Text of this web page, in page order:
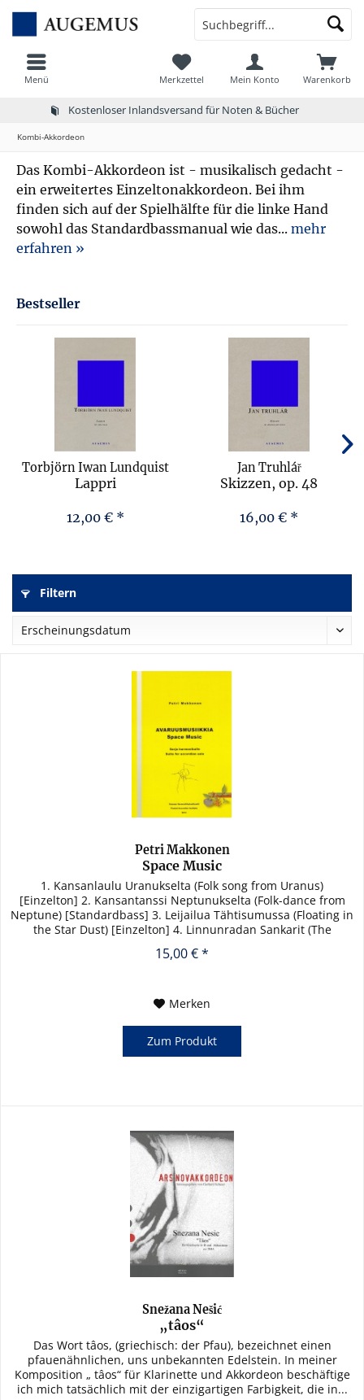
Kostenloser Inlandsversand für Noten & Bücher
Menü Warenkorb
Merkzettel Mein Konto
Kombi-Akkordeon
Das Kombi-Akkordeon ist - musikalisch gedacht -
ein erweitertes Einzeltonakkordeon. Bei ihm
finden sich auf der Spielhälfte für die linke Hand
sowohl das Standardbassmanual wie das... mehr
erfahren »
Bestseller
Torbjörn Iwan Lundquist
Lappri
12,00 € *
Jan Truhlář
Skizzen, op. 48
16,00 € *
Filtern
Petri Makkonen
Space Music
1. Kansanlaulu Uranukselta (Folk song from Uranus)
[Einzelton] 2. Kansantanssi Neptunukselta (Folk-dance from
Neptune) [Standardbass] 3. Leijailua Tähtisumussa (Floating in
the Star Dust) [Einzelton] 4. Linnunradan Sankarit (The
15,00 € *
Merken
Zum Produkt
Snežana Nešić
„tâos“
Das Wort tâos, (griechisch: der Pfau), bezeichnet einen
pfauenähnlichen, uns unbekannten Edelstein. In meiner
Komposition „ tâos“ für Klarinette und Akkordeon beschäftige
ich mich tatsächlich mit der einzigartigen Farbigkeit, die in...